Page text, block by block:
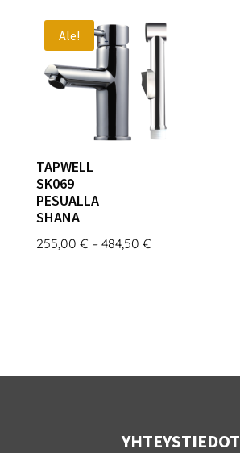
777,75 €
Ale!
TAPWELL
SK069
PESUALLA
SHANA
255,00 € – 484,50 €Hintaluokka:
YHTEYSTIEDOT